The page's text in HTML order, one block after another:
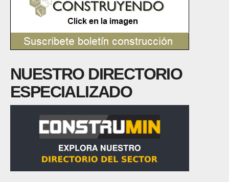
NUESTRO DIRECTORIO
ESPECIALIZADO